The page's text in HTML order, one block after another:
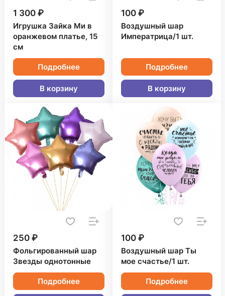
1 300 ₽
Игрушка Зайка Ми в
оранжевом платье, 15
см
Подробнее
В корзину
100 ₽
Воздушный шар
Императрица/1 шт.
Подробнее
В корзину
250 ₽
Фольгированный шар
Звезды однотонные
Подробнее
100 ₽
Воздушный шар Ты
мое счастье/1 шт.
Подробнее